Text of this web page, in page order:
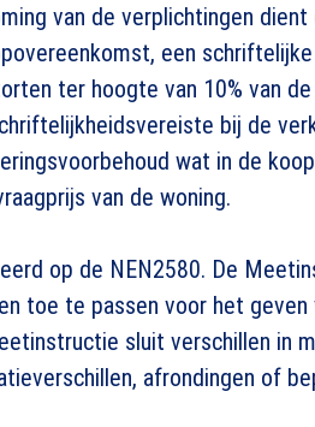
van de verplichtingen
een
ter hoogte van 10% van
bij de
wat in de
van de woning.
op de NEN2580. De
toe te passen voor het geven
sluit verschillen in
afrondingen of